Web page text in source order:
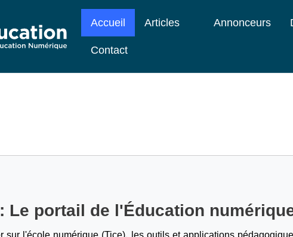
Accueil Articles Annonceurs
Contact
Le portail de l'Éducation